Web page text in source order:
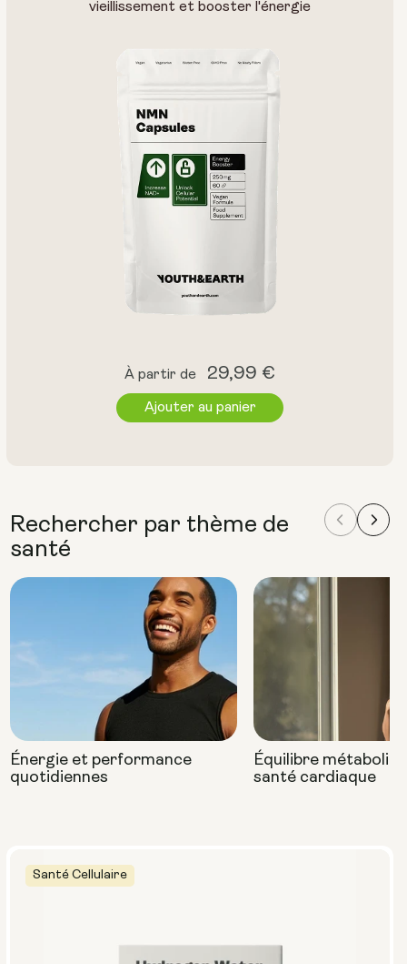
Poudre en sachet
Bouteille en verre (400 ml) Boîte métallique
28 sachets
Santé Cellulaire
Rechercher par thème de
santé
Énergie et performance
quotidiennes
Équilibre
santé cardiaque
vieillissement et booster l'énergie
Prix
normal
À partir de 29,99 €
Ajouter au panier